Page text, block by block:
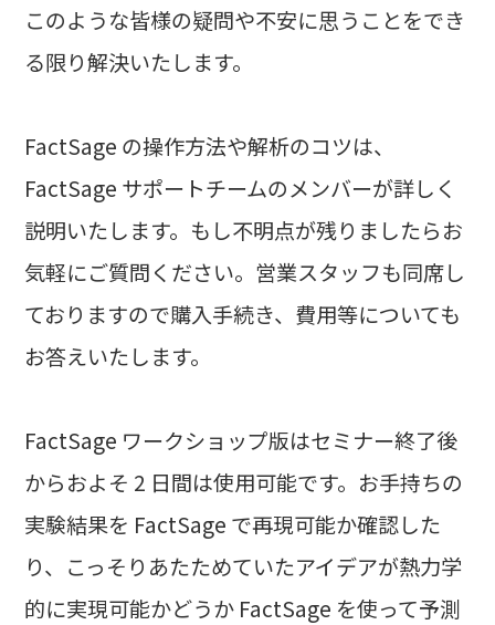
このような皆様の疑問や不安に思うことをでき
る限り解決いたします。
FactSage の操作方法や解析のコツは、
FactSage サポートチームのメンバーが詳しく
説明いたします。もし不明点が残りましたらお
気軽にご質問ください。営業スタッフも同席し
ておりますので購入手続き、費用等についても
お答えいたします。
FactSage ワークショップ版はセミナー終了後
からおよそ 2 日間は使用可能です。お手持ちの
実験結果を FactSage で再現可能か確認した
り、こっそりあたためていたアイデアが熱力学
的に実現可能かどうか FactSage を使って予測